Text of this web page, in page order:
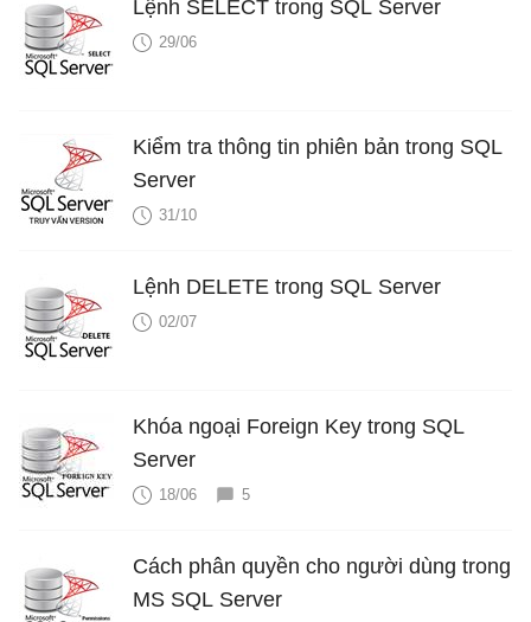
Lệnh SELECT trong SQL Server
29/06
Kiểm tra thông tin phiên bản trong SQL
Server
31/10
Lệnh DELETE trong SQL Server
02/07
Khóa ngoại Foreign Key trong SQL
Server
18/06 5
Cách phân quyền cho người dùng trong
MS SQL Server